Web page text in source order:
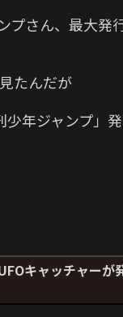
プさん、最大
たんだが
少年ジャンプ」
キャッチャーが